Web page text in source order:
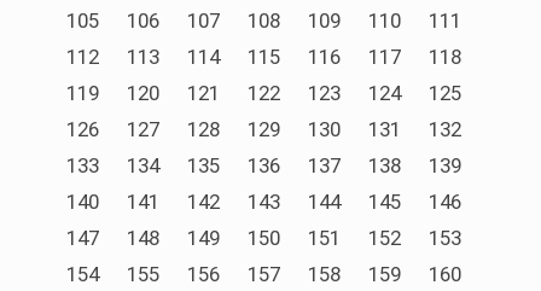
105
106 107 108 109 110
111
112
113 114 115 116 117
118
119
120 121 122 123 124
125
126
127 128 129 130 131
132
133
134 135 136 137 138
139
140
141 142 143 144 145
146
147
148 149 150 151 152
153
154
155 156 157 158 159
160